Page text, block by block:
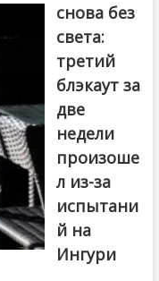
снова без
света:
третий
блэкаут за
две
недели
произоше
л из-за
испытани
й на
Ингури